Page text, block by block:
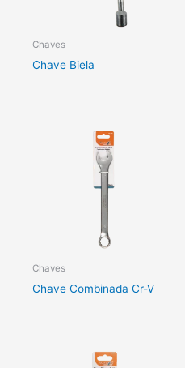
Chaves
Chave Biela
Chaves
Chave Combinada Cr-V